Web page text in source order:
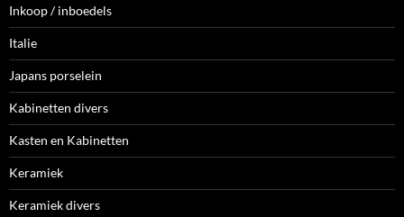
Inkoop / inboedels
Italie
Japans porselein
Kabinetten divers
Kasten en Kabinetten
Keramiek
Keramiek divers